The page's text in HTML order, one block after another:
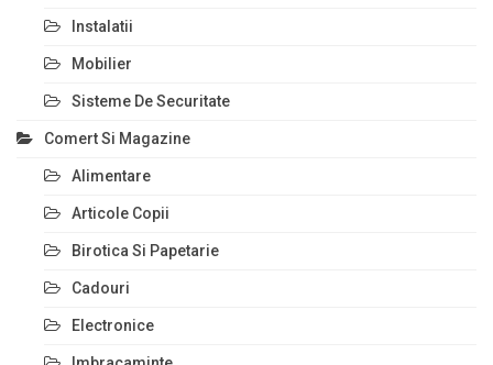
Instalatii
Mobilier
Sisteme De Securitate
Comert Si Magazine
Alimentare
Articole Copii
Birotica Si Papetarie
Cadouri
Electronice